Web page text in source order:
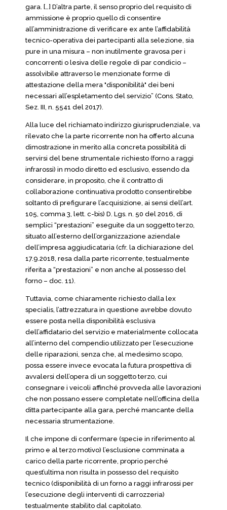
gara. […] D’altra parte, il senso proprio del requisito di
ammissione è proprio quello di consentire
all’amministrazione di verificare ex ante l’affidabilità
tecnico-operativa dei partecipanti alla selezione, sia
pure in una misura – non inutilmente gravosa per i
concorrenti o lesiva delle regole di par condicio –
assolvibile attraverso le menzionate forme di
attestazione della mera "disponibilità" dei beni
necessari all’espletamento del servizio” (Cons. Stato,
Sez. III, n. 5541 del 2017).
Alla luce del richiamato indirizzo giurisprudenziale, va
rilevato che la parte ricorrente non ha offerto alcuna
dimostrazione in merito alla concreta possibilità di
servirsi del bene strumentale richiesto (forno a raggi
infrarossi) in modo diretto ed esclusivo, essendo da
considerare, in proposito, che il contratto di
collaborazione continuativa prodotto consentirebbe
soltanto di prefigurare l’acquisizione, ai sensi dell’art.
105, comma 3, lett. c-bis) D. Lgs. n. 50 del 2016, di
semplici “prestazioni” eseguite da un soggetto terzo,
situato all’esterno dell’organizzazione aziendale
dell’impresa aggiudicataria (cfr. la dichiarazione del
17.9.2018, resa dalla parte ricorrente, testualmente
riferita a “prestazioni” e non anche al possesso del
forno – doc. 11).
Tuttavia, come chiaramente richiesto dalla lex
specialis, l’attrezzatura in questione avrebbe dovuto
essere posta nella disponibilità esclusiva
dell’affidatario del servizio e materialmente collocata
all’interno del compendio utilizzato per l’esecuzione
delle riparazioni, senza che, al medesimo scopo,
possa essere invece evocata la futura prospettiva di
avvalersi dell’opera di un soggetto terzo, cui
consegnare i veicoli affinché provveda alle lavorazioni
che non possano essere completate nell’officina della
ditta partecipante alla gara, perché mancante della
necessaria strumentazione.
Il che impone di confermare (specie in riferimento al
primo e al terzo motivo) l’esclusione comminata a
carico della parte ricorrente, proprio perché
quest’ultima non risulta in possesso del requisito
tecnico (disponibilità di un forno a raggi infrarossi per
l’esecuzione degli interventi di carrozzeria)
testualmente stabilito dal capitolato.